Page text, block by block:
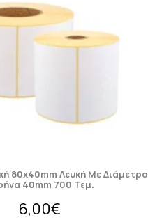
80x40mm Λευκή Με Διάμετρο
40mm 700 Τεμ.
6,00€